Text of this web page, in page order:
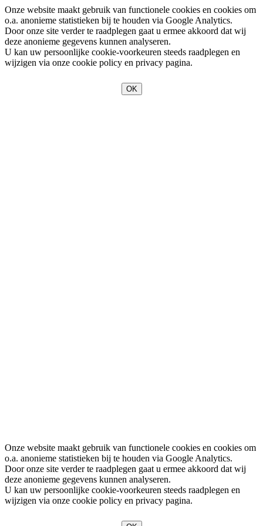
Onze website maakt gebruik van functionele cookies en cookies om
o.a. anonieme statistieken bij te houden via Google Analytics.
Door onze site verder te raadplegen gaat u ermee akkoord dat wij
deze anonieme gegevens kunnen analyseren.
U kan uw persoonlijke cookie-voorkeuren steeds raadplegen en
wijzigen via onze cookie policy en privacy pagina.
OK
Onze website maakt gebruik van functionele cookies en cookies om
o.a. anonieme statistieken bij te houden via Google Analytics.
Door onze site verder te raadplegen gaat u ermee akkoord dat wij
deze anonieme gegevens kunnen analyseren.
U kan uw persoonlijke cookie-voorkeuren steeds raadplegen en
wijzigen via onze cookie policy en privacy pagina.